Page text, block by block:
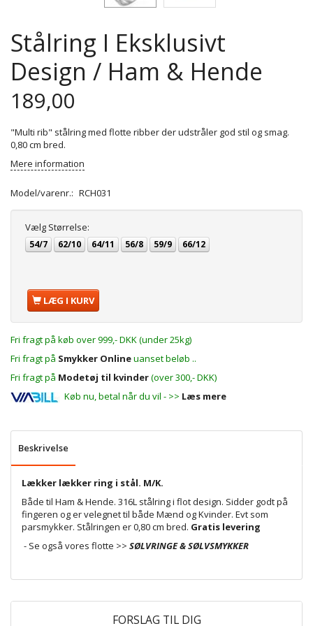
Stålring I Eksklusivt
Design / Ham & Hende
189,00
"Multi rib" stålring med flotte ribber der udstråler god stil og smag.
0,80 cm bred.
Mere information
Model/varenr.: RCH031
Vælg Størrelse:
54/7 62/10 64/11 56/8 59/9 66/12
LÆG I KURV
Fri fragt på køb over 999,- DKK (under 25kg)
Fri fragt på Smykker Onlineuanset beløb ..
Fri fragt på Modetøj til kvinder(over 300,- DKK)
Køb nu, betal når du vil - >> Læs mere
Beskrivelse
Lækker lækker ring i stål. M/K.
Både til Ham & Hende. 316L stålring i flot design. Sidder godt på
fingeren og er velegnet til både Mænd og Kvinder. Evt som
parsmykker. Stålringen er 0,80 cm bred. Gratis levering
- Se også vores flotte >> SØLVRINGE & SØLVSMYKKER
FORSLAG TIL DIG